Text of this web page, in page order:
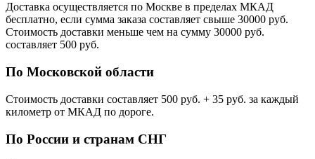
Доставка осуществляется по Москве в пределах МКАД
бесплатно, если сумма заказа составляет свыше 30000 руб.
Стоимость доставки меньше чем на сумму 30000 руб.
cоставляет 500 руб.
По Московской области
Стоимость доставки cоставляет 500 руб. + 35 руб. за каждый
километр от МКАД по дороге.
По России и странам СНГ